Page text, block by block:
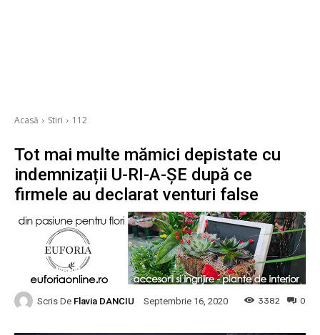
Acasă Stiri 112
Tot mai multe mămici depistate cu
indemnizații U-RI-A-ȘE după ce
firmele au declarat venturi false
Scris De Flavia DANCIU Septembrie 16, 2020 0
3382